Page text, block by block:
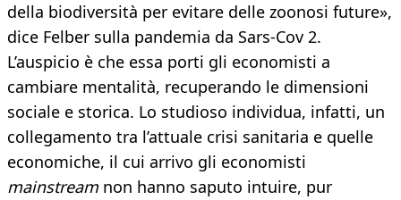
della biodiversità per evitare delle zoonosi future»,
dice Felber sulla pandemia da Sars-Cov 2.
L’auspicio è che essa porti gli economisti a
cambiare mentalità, recuperando le dimensioni
sociale e storica. Lo studioso individua, infatti, un
collegamento tra l’attuale crisi sanitaria e quelle
economiche, il cui arrivo gli economisti
mainstreamnon hanno saputo intuire, pur